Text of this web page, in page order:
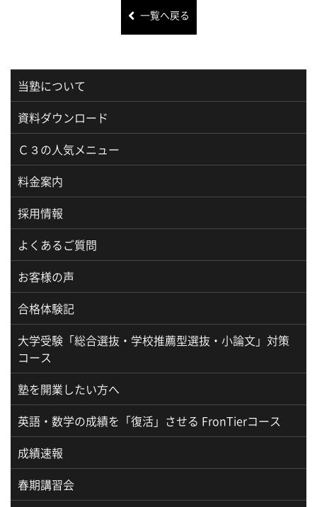
一覧へ戻る
当塾について
資料ダウンロード
Ｃ３の人気メニュー
料金案内
採用情報
よくあるご質問
お客様の声
合格体験記
大学受験「総合選抜・学校推薦型選抜・小論文」対策
コース
塾を開業したい方へ
英語・数学の成績を「復活」させる FronTierコース
成績速報
春期講習会